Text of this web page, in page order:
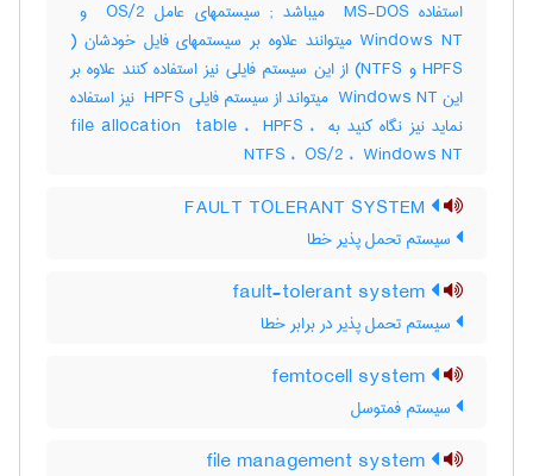
HPFS و ‎NTFS) از این سیستم فایلی نیز استفاده کنند علاوه بر
این ‎ Windows NT میتواند از سیستم فایلی ‎ HPFS نیز استفاده
نماید نیز نگاه کنید به ‎file allocation ‎ table ، ‎ HPFS ، ‎
NTFS ، ‎ OS/2 ، ‎ Windows NT
سیستم تحمل پذیر خطا
سیستم تحمل پذیر در برابر خطا
سیستم فمتوسل